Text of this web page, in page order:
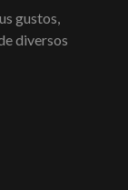
gustos,
diversos